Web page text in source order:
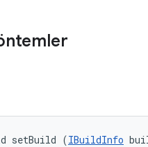
setBuild (IBuildInfo